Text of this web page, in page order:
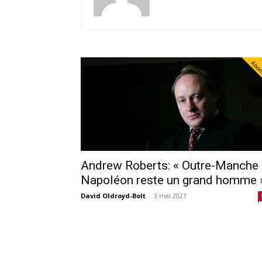
Andrew Roberts: « Outre-Manche
Napoléon reste un grand homme
David Oldroyd-Bolt - 3 mai 2021